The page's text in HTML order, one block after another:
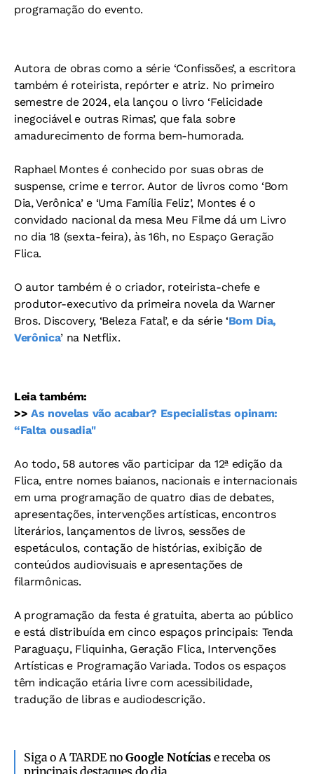
programação do evento.
Autora de obras como a série ‘Confissões’, a escritora
também é roteirista, repórter e atriz. No primeiro
semestre de 2024, ela lançou o livro ‘Felicidade
inegociável e outras Rimas’, que fala sobre
amadurecimento de forma bem-humorada.
Raphael Montes é conhecido por suas obras de
suspense, crime e terror. Autor de livros como ‘Bom
Dia, Verônica’ e ‘Uma Família Feliz’, Montes é o
convidado nacional da mesa Meu Filme dá um Livro
no dia 18 (sexta-feira), às 16h, no Espaço Geração
Flica.
O autor também é o criador, roteirista-chefe e
produtor-executivo da primeira novela da Warner
Bros. Discovery, ‘Beleza Fatal’, e da série ‘Bom Dia,
Verônica’ na Netflix.
Leia também:
>>As novelas vão acabar? Especialistas opinam:
“Falta ousadia"
Ao todo, 58 autores vão participar da 12ª edição da
Flica, entre nomes baianos, nacionais e internacionais
em uma programação de quatro dias de debates,
apresentações, intervenções artísticas, encontros
literários, lançamentos de livros, sessões de
espetáculos, contação de histórias, exibição de
conteúdos audiovisuais e apresentações de
filarmônicas.
A programação da festa é gratuita, aberta ao público
e está distribuída em cinco espaços principais: Tenda
Paraguaçu, Fliquinha, Geração Flica, Intervenções
Artísticas e Programação Variada. Todos os espaços
têm indicação etária livre com acessibilidade,
tradução de libras e audiodescrição.
Siga o A TARDE noGoogle Notíciase receba os
principais destaques do dia.